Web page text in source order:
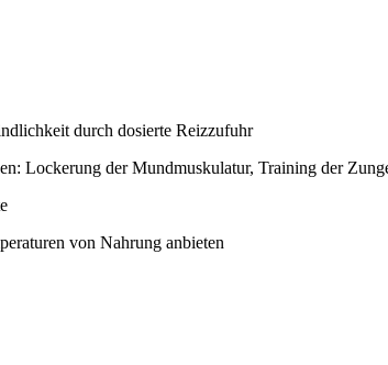
durch dosierte Reizzufuhr
Lockerung der Mundmuskulatur, Training der
von Nahrung anbieten